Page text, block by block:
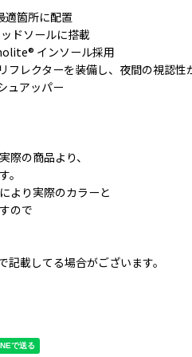
適箇所に配置
ドソールに搭載
インソール採用
フレクターを装備し、夜間の視認性
ュアッパー
際の商品より、
。
より実際のカラーと
ので
記載してる場合がございます。